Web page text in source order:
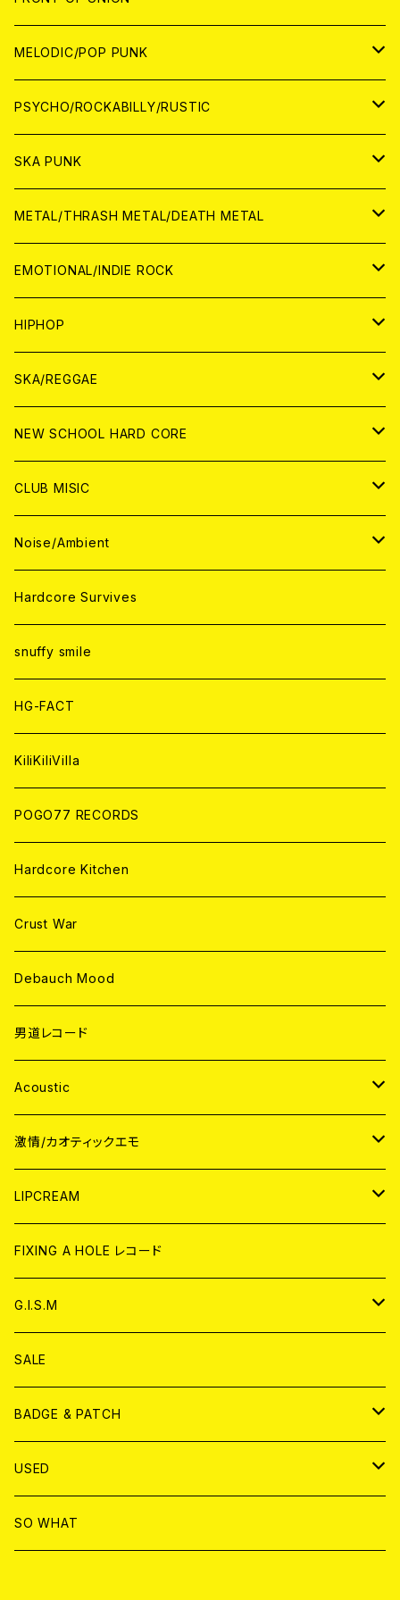
アナログ
CD
WORLD
アナログ
CD
MELODIC/POP PUNK
JAPAN
CD
ANALOG
WORLD
CD
ANALOG
PSYCHO/ROCKABILLY/RUSTIC
JAPAN
CD
ANALOG
WORLD
CD
ANALOG
SKA PUNK
JAPAN
CD
ANALOG
WORLD
CD
ANALOG
METAL/THRASH METAL/DEATH METAL
JAPAN
CD
ANALOG
WORLD
ANALOG
CD
EMOTIONAL/INDIE ROCK
JAPAN
CD
ANALOG
WORLD
CD
ANALOG
HIPHOP
JAPAN
CD
ANALOG
WORLD
CD
ANALOG
SKA/REGGAE
JAPAN
CD
ANALOG
WORLD
CD
ANALOG
NEW SCHOOL HARD CORE
JAPAN
CD
ANALOG
WORLD
CD
ANALOG
CLUB MISIC
JAPAN
CD
ANALOG
WORLD
CD
ANALOG
Noise/Ambient
JAPAN
CD
ANALOG
WORLD
CD
ANALOG
Hardcore Survives
snuffy smile
HG-FACT
KiliKiliVilla
POGO77 RECORDS
Hardcore Kitchen
Crust War
Debauch Mood
男道レコード
Acoustic
JAPAN
CD
ANALOG
WORLD
CD
ANALOG
激情/カオティックエモ
JAPAN
CD
ANALOG
WORLD
CD
ANALOG
LIPCREAM
CD
アナログ
DVD
T-shirt & WEAR
FIXING A HOLE レコード
G.I.S.M
CD
ANALOG
T-SHIRT & WEAR
DVD
SALE
BADGE & PATCH
BADGE
PATCH
USED
書籍
SO WHAT